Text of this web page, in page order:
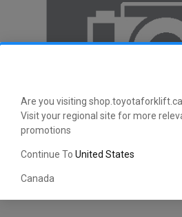
Are you visiting
Visit your regional site for more
promotions
Continue To United States
Canada